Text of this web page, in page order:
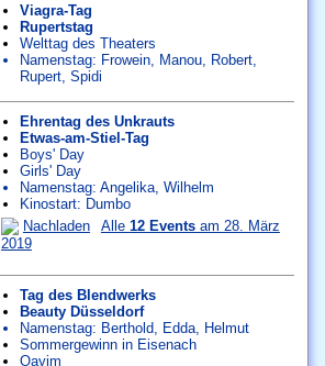
Viagra-Tag
Rupertstag
Welttag des Theaters
Namenstag: Frowein, Manou, Robert,
Rupert, Spidi
Ehrentag des Unkrauts
Etwas-am-Stiel-Tag
Boys' Day
Girls' Day
Namenstag: Angelika, Wilhelm
Kinostart: Dumbo
Nachladen
Alle 12 Eventsam 28. März
2019
Tag des Blendwerks
Beauty Düsseldorf
Namenstag: Berthold Edda,
Helmut
Sommergewinn in Eisenach
Oayim